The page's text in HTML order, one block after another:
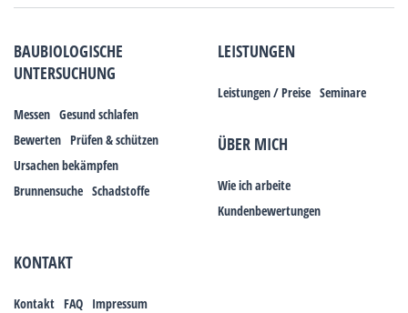
BAUBIOLOGISCHE
UNTERSUCHUNG
Messen Gesund schlafen
Bewerten Prüfen & schützen
Ursachen bekämpfen
Brunnensuche Schadstoffe
LEISTUNGEN
Leistungen / Preise Seminare
ÜBER MICH
Wie ich arbeite
Kundenbewertungen
KONTAKT
Kontakt FAQ Impressum